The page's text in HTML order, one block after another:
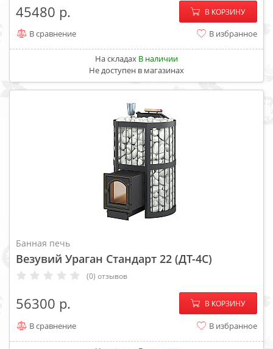
45480 − +
В КОРЗИНУ
В сравнение В избранное
На складах В наличии
Не доступен в магазинах
Банная печь
Везувий Ураган Стандарт 22 (ДТ-4C)
(0) отзывов
56300 − +
В КОРЗИНУ
В сравнение В избранное